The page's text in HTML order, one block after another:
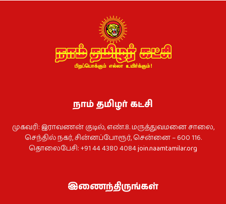
நாம் தமிழர் கட்சி
முகவரி: இராவணன் குடில், எண்.8. மருத்துவமனை சாலை,
செந்தில் நகர், சின்னப்போரூர், சென்னை – 600 116.
தொலைபேசி: +91 44 4380 4084join.naamtamilar.org
இணைந்திருங்கள்